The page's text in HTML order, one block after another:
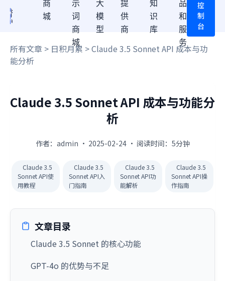
商
城
示
词
商
城
大
模
型
提
供
商
知
识
库
品
和
服
务
控
制
台
所有文章 > 日积月累 > Claude 3.5 Sonnet API 成本与功
能分析
Claude 3.5 Sonnet API 成本与功能分
析
作者：admin · 2025-02-24 · 阅读时间：5分钟
Claude 3.5
Sonnet API使
用教程
Claude 3.5
Sonnet API入
门指南
Claude 3.5
Sonnet API功
能解析
Claude 3.5
Sonnet API操
作指南
文章目录
Claude 3.5 Sonnet 的核心功能
GPT-4o 的优势与不足